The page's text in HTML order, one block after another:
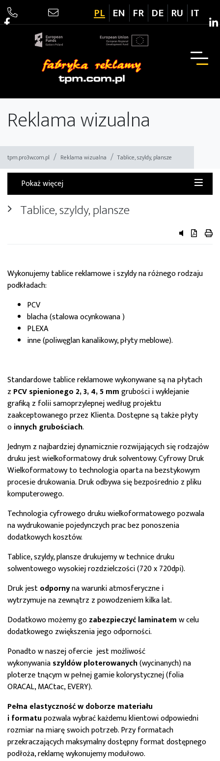
PL EN FR DE RU IT
Drukarnia TPM
Reklama wizualna
tpm.pro3w.com.pl Reklama wizualna Tablice, szyldy, plansze
Pokaż więcej
Tablice, szyldy, plansze
przycisk
Wykonujemy tablice reklamowe i szyldy na różnego rodzaju
podkładach:
PCV
blacha (stalowa ocynkowana )
PLEXA
inne (poliwęglan kanalikowy, płyty meblowe).
Standardowe tablice reklamowe wykonywane są na płytach
z PCV spienionego 2, 3, 4, 5 mmgrubości i wyklejanie
grafiką z folii samoprzylepnej według projektu
zaakceptowanego przez Klienta. Dostępne są także płyty
oinnych grubościach.
Jednym z najbardziej dynamicznie rozwijających się rodzajów
druku jest wielkoformatowy druk solventowy. Cyfrowy Druk
Wielkoformatowy to technologia oparta na bezstykowym
procesie drukowania. Druk odbywa się bezpośrednio z pliku
komputerowego.
Technologia cyfrowego druku wielkoformatowego pozwala
na wydrukowanie pojedynczych prac bez ponoszenia
dodatkowych kosztów.
Tablice, szyldy, plansze drukujemy w technice druku
solwentowego wysokiej rozdzielczości (720 x 720dpi).
Druk jestodpornyna warunki atmosferyczne i
wytrzymuje na zewnątrz z powodzeniem kilka lat.
Dodatkowo możemy gozabezpieczyć laminatemw celu
dodatkowego zwiększenia jego odporności.
Ponadto w naszej ofercie jest możliwość
wykonywaniaszyldów ploterowanych(wycinanych) na
ploterze tnącym w pełnej gamie kolorystycznej (folia
ORACAL, MACtac, EVERY).
Pełna elastycznośćw doborze materiału
i formatupozwala wybrać każdemu klientowi odpowiedni
rozmiar na miarę swoich potrzeb. Przy formatach
przekraczających maksymalny dostępny format dostępnego
podłoża, reklamę wykonujemy modułowo.